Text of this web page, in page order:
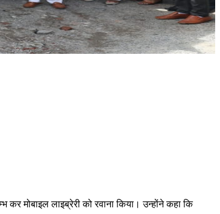
कर मोबाइल लाइब्रेरी को रवाना किया। उन्होंने कहा कि